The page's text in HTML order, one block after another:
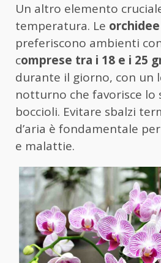
Un altro elemento
temperatura. Le
preferiscono ambienti
comprese tra i 18 e i 25
durante il giorno, con un
notturno che favorisce lo
boccioli. Evitare sbalzi
d’aria è fondamentale
e malattie.